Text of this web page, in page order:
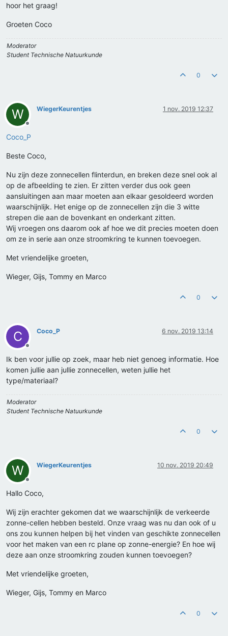
hoor het graag!
Groeten Coco
Moderator
Student Technische Natuurkunde
0
W
Offline
WiegerKeurentjes 1 nov. 2019 12:37
Coco_P
Beste Coco,
Nu zijn deze zonnecellen flinterdun, en breken deze snel ook al
op de afbeelding te zien. Er zitten verder dus ook geen
aansluitingen aan maar moeten aan elkaar gesoldeerd worden
waarschijnlijk. Het enige op de zonnecellen zijn die 3 witte
strepen die aan de bovenkant en onderkant zitten.
Wij vroegen ons daarom ook af hoe we dit precies moeten doen
om ze in serie aan onze stroomkring te kunnen toevoegen.
Met vriendelijke groeten,
Wieger, Gijs, Tommy en Marco
0
C
Offline
Coco_P 6 nov. 2019 13:14
Ik ben voor jullie op zoek, maar heb niet genoeg informatie. Hoe
komen jullie aan jullie zonnecellen, weten jullie het
type/materiaal?
Moderator
Student Technische Natuurkunde
0
W
Offline
WiegerKeurentjes 10 nov. 2019 20:49
Hallo Coco,
Wij zijn erachter gekomen dat we waarschijnlijk de verkeerde
zonne-cellen hebben besteld. Onze vraag was nu dan ook of u
ons zou kunnen helpen bij het vinden van geschikte zonnecellen
voor het maken van een rc plane op zonne-energie? En hoe wij
deze aan onze stroomkring zouden kunnen toevoegen?
Met vriendelijke groeten,
Wieger, Gijs, Tommy en Marco
0